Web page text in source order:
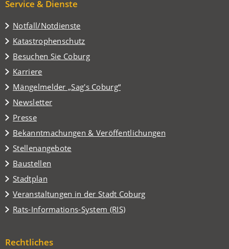
Service & Dienste
Notfall/Notdienste
Katastrophenschutz
Besuchen Sie Coburg
(Öffnet
in
einem
neuen
Tab)
Karriere
Mängelmelder „Sag's Coburg“
(Öffnet
in
einem
neuen
Tab)
Newsletter
Presse
Bekanntmachungen & Veröffentlichungen
Stellenangebote
Baustellen
Stadtplan
(Öffnet
in
einem
neuen
Veranstaltungen in der Stadt Coburg
(Öffnet
in
einem
Tab)
Rats-Informations-System (RIS)
(Öffnet
neuen
Rechtliches